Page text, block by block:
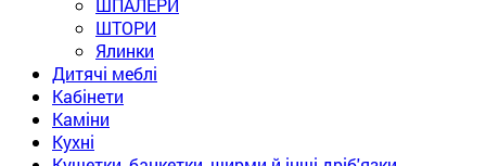
ШПАЛЕРИ
ШТОРИ
Ялинки
Дитячі меблі
Кабінети
Каміни
Кухні